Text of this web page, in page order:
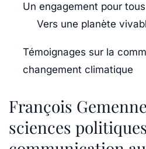
Un engagement pour tous
Vers une planète
Témoignages sur la
changement climatique
François
sciences